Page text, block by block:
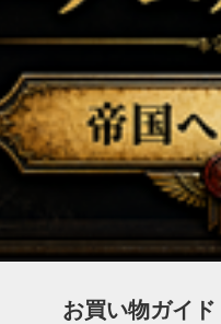
お買い物ガイド